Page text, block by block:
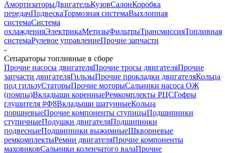
АмортизаторыДвигательКузовСалонКоробка
передачПодвескаТормозная системаВыхлопная
системаСистема
охлажденияЭлектрикаМетизыФильтрыТрансмиссияТопливная
системаРулевое управлениеПрочие запчасти
-
Сепараторы топливные в сборе
Прочие насосы двигателяПрочие тросы двигателяПрочие
запчасти двигателяГильзыПрочие прокладки двигателяКольца
под гильзуСтаторыПрочие моторыСальники насоса ОЖ
(помпы)Вкладыши коренныеРемкомплекты РЦСГофры
глушителя #Ф8Вкладыши шатунныеКольца
поршневыеПрочие компоненты ступицыПодшипники
ступичныеПодушки двигателяПодшипники
подвесныеПодшипники выжимныеШкворневые
ремкомплектыРемни двигателяПрочие компоненты
маховиковСальники коленчатого валаПрочие